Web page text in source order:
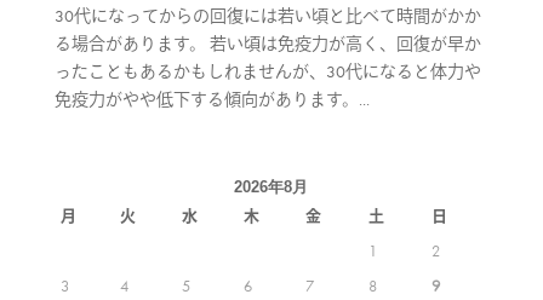
30代になってからの回復には若い頃と比べて時間がかか
る場合があります。 若い頃は免疫力が高く、回復が早か
ったこともあるかもしれませんが、30代になると体力や
免疫力がやや低下する傾向があります。...
2026年8月
月 火 水 木 金 土
日
1
2
3
4 5 6 7 8
9